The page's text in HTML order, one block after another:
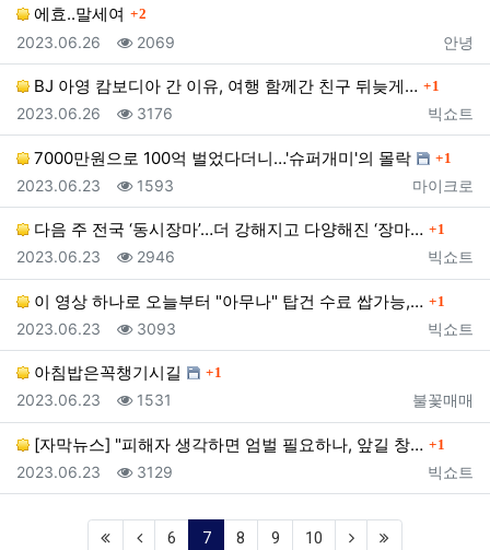
에효..말세여 댓글
2
등록자
안녕
등록일
2023.06.26 조회
2069
BJ 아영 캄보디아 간 이유, 여행 함께간 친구 뒤늦게… 댓글
1
등록자
빅쇼트
등록일
2023.06.26 조회
3176
7000만원으로 100억 벌었다더니…'슈퍼개미'의 몰락 댓글
1
등록자
마이크로
등록일
2023.06.23 조회
1593
다음 주 전국 ‘동시장마’…더 강해지고 다양해진 ‘장마… 댓글
1
등록자
빅쇼트
등록일
2023.06.23 조회
2946
이 영상 하나로 오늘부터 "아무나" 탑건 수료 쌉가능,… 댓글
1
등록자
빅쇼트
등록일
2023.06.23 조회
3093
아침밥은꼭챙기시길 댓글
1
등록자
불꽃매매
등록일
2023.06.23 조회
1531
[자막뉴스] "피해자 생각하면 엄벌 필요하나, 앞길 창… 댓글
1
등록자
빅쇼트
등록일
2023.06.23 조회
3129
6 7(current)
8 9 10